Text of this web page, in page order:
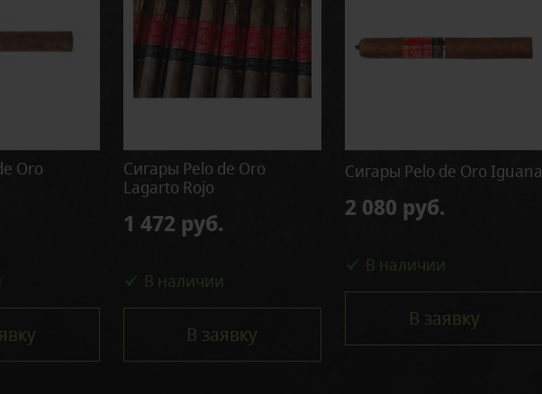
Oro
Сигары Pelo de Oro
Lagarto Rojo
1 472 руб.
В наличии
В заявку
Сигары Pelo de Oro Iguana
2 080 руб.
В наличии
В заявку